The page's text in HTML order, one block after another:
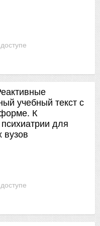
учебный текст с
К
для
вузов